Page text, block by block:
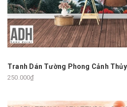
Tranh Dán Tường Phong Cảnh
250.000₫